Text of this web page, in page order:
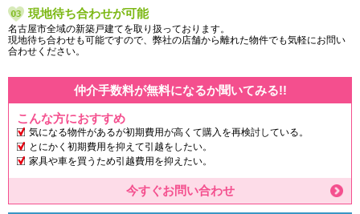
現地待ち合わせが可能
名古屋市全域の新築戸建てを取り扱っております。
現地待ち合わせも可能ですので、弊社の店舗から離れた物件でも気軽にお問い
合わせください。
仲介手数料が無料になるか聞いてみる!!
こんな方におすすめ
気になる物件があるが初期費用が高くて購入を再検討している。
とにかく初期費用を抑えて引越をしたい。
家具や車を買うため引越費用を抑えたい。
今すぐお問い合わせ